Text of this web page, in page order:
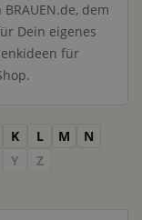
dem
Dein eigenes
für
K L M
N
Y Z